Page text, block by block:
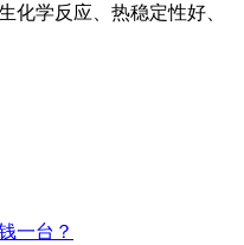
化学反应、热稳定性好、
一台？